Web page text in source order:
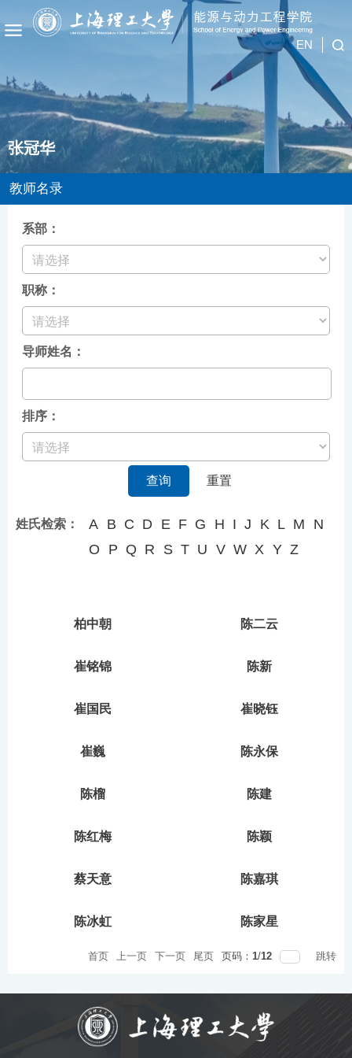
EN
张冠华
教师名录
系部：
职称：
导师姓名：
排序：
查询 重置
姓氏检索： A B C D E F G H I J K L M
N
O
P Q R S T U V W X Y Z
柏中朝 陈二云
崔铭锦 陈新
崔国民 崔晓钰
崔巍 陈永保
陈榴 陈建
陈红梅 陈颖
蔡天意 陈嘉琪
陈冰虹 陈家星
首页 上一页 下一页 尾页 页码： 1/12 跳转